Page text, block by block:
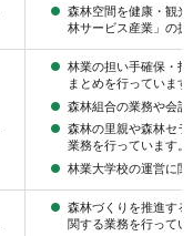
森林空間を健康・観
林サービス産業」の
林業の担い手確保・
まとめを行っています
森林組合の業務や会
森林の里親や森林セ
業務を行っています。
林業大学校の運営に
森林づくりを推進す
関する業務を行ってい